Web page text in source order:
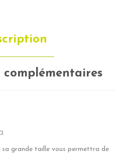
complémentaires
grande taille vous permettra de